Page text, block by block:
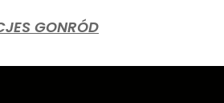
GONRÓD